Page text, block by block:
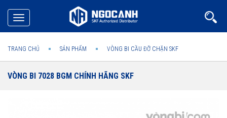
Toggle
navigation
TRANG CHỦ SẢN PHẨM VÒNG BI CẦU ĐỠ CHẶN SKF
VÒNG BI 7028 BGM CHÍNH HÃNG SKF